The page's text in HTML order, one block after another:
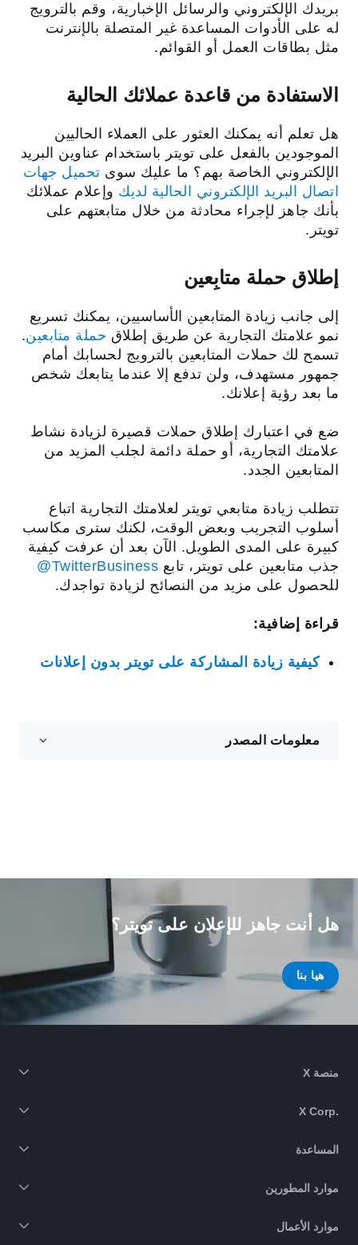
بريدك الإلكتروني والرسائل الإخبارية، وقم بالترويج
له على الأدوات المساعدة غير المتصلة بالإنترنت
مثل بطاقات العمل أو القوائم.
الاستفادة من قاعدة عملائك الحالية
هل تعلم أنه يمكنك العثور على العملاء الحاليين
الموجودين بالفعل على تويتر باستخدام عناوين البريد
الإلكتروني الخاصة بهم؟ ما عليك سوى تحميل جهات
اتصال البريد الإلكتروني الحالية لديك وإعلام عملائك
بأنك جاهز لإجراء محادثة من خلال متابعتهم على
تويتر.
إطلاق حملة متابِعين
إلى جانب زيادة المتابعين الأساسيين، يمكنك تسريع
نمو علامتك التجارية عن طريق إطلاق حملة متابعين.
تسمح لك حملات المتابعين بالترويج لحسابك أمام
جمهور مستهدف، ولن تدفع إلا عندما يتابعك شخص
ما بعد رؤية إعلانك.
ضع في اعتبارك إطلاق حملات قصيرة لزيادة نشاط
علامتك التجارية، أو حملة دائمة لجلب المزيد من
المتابعين الجدد.
تتطلب زيادة متابعي تويتر لعلامتك التجارية اتباع
أسلوب التجريب وبعض الوقت، لكنك سترى مكاسب
كبيرة على المدى الطويل. الآن بعد أن عرفت كيفية
جذب متابعين على تويتر، تابع ‎@TwitterBusiness
للحصول على مزيد من النصائح لزيادة تواجدك.
قراءة إضافية:
كيفية زيادة المشاركة على تويتر بدون إعلانات
معلومات المصدر
هل أنت جاهز للإعلان على تويتر؟
هيا بنا
منصة X
X Corp.‎
المساعدة
موارد المطورين
موارد الأعمال